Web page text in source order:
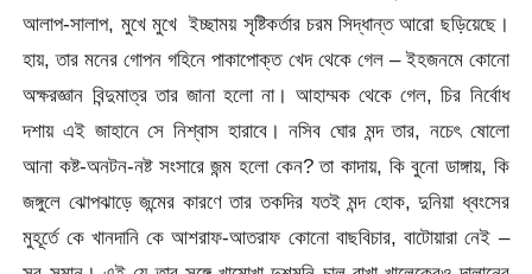
আলাপ-সালাপ, মুখে মুখে ইচ্ছাময় সৃষ্টিকর্তার চরম সিদ্ধান্ত আরো ছড়িয়েছে।
হায়, তার মনের গোপন গহিনে পাকাপোক্ত খেদ থেকে গেল – ইহজনমে কোনো
অক্ষরজ্ঞান বিন্দুমাত্র তার জানা হলো না। আহাম্মক থেকে গেল, চির নির্বোধ
দশায় এই জাহানে সে নিশ্বাস হারাবে। নসিব ঘোর মন্দ তার, নচেৎ ষোলো
আনা কষ্ট-অনটন-নষ্ট সংসারে জন্ম হলো কেন? তা কাদায়, কি বুনো ডাঙ্গায়, কি
জঙ্গুলে ঝোপঝাড়ে জন্মের কারণে তার তকদির যতই মন্দ হোক, দুনিয়া ধ্বংসের
মুহূর্তে কে খানদানি কে আশরাফ-আতরাফ কোনো বাছবিচার, বাটোয়ারা নেই –